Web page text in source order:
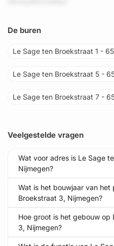
De buren
Le Sage ten Broekstraat 1 -
Le Sage ten Broekstraat 5 -
Le Sage ten Broekstraat 7 -
Veelgestelde vragen
Wat voor adres is Le Sage
Nijmegen?
Wat is het bouwjaar van het
Broekstraat 3, Nijmegen?
Hoe groot is het gebouw op
3, Nijmegen?